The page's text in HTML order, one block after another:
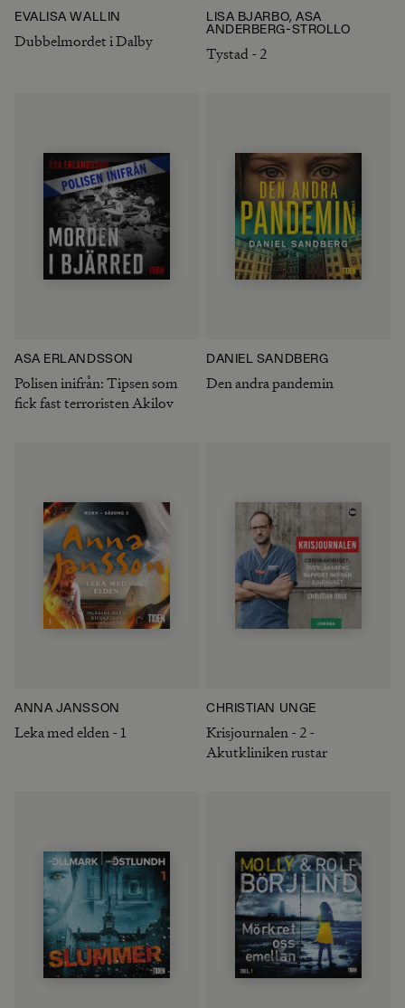
EVALISA WALLIN
Dubbelmordet i Dalby
LISA BJÄRBO, ÅSA
ANDERBERG-STROLLO
Tystad - 2
ÅSA ERLANDSSON
Polisen inifrån: Tipsen som
fick fast terroristen Akilov
DANIEL SANDBERG
Den andra pandemin
ANNA JANSSON
Leka med elden - 1
CHRISTIAN UNGE
Krisjournalen - 2 -
Akutkliniken rustar